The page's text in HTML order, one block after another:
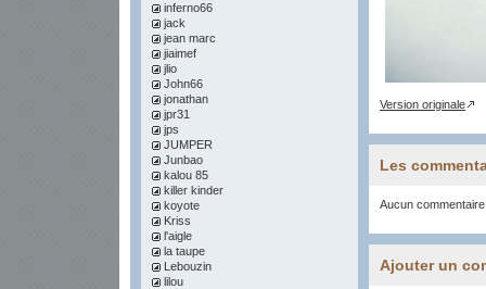
inferno66
jack
jean marc
jiaimef
jlio
John66
jonathan
jpr31
jps
JUMPER
Junbao
kalou 85
killer kinder
koyote
Kriss
l'aigle
la taupe
Lebouzin
lilou
Version originale
Les
Aucun
Ajouter un